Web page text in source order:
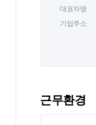
대표자명
기업주소
근무환경